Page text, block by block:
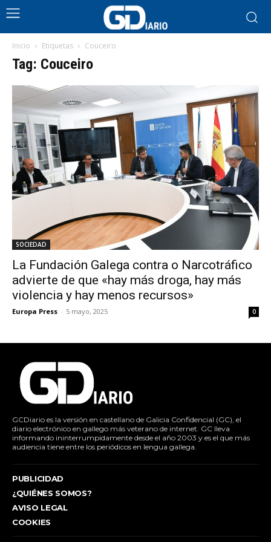
Inicio Etiquetas Couceiro
Tag: Couceiro
SOCIEDAD
La Fundación Galega contra o Narcotráfico
advierte de que «hay más droga, hay más
violencia y hay menos recursos»
Europa Press - 5 mayo, 2025 0
GCDiario es la versión en castellano de Galicia Confidencial (GC), el
diario electrónico en gallego más veterano de internet. GC lleva
informando ininterrumpidamente desde el año 2003 y es el que más
audiencia tiene entre los periódicos en lengua gallega.
PUBLICIDAD
¿QUIÉNES SOMOS?
AVISO LEGAL
COOKIES